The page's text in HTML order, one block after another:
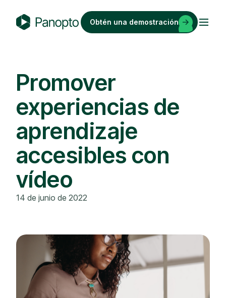
o
p
o
Obtén una demostración
Promover
experiencias de
aprendizaje
accesibles con
vídeo
14 de junio de 2022